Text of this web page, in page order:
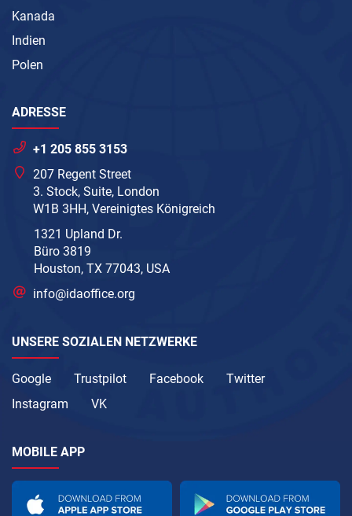
Kanada
Indien
Polen
ADRESSE
+1 205 855 3153
207 Regent Street
3. Stock, Suite, London
W1B 3HH, Vereinigtes Königreich
1321 Upland Dr.
Büro 3819
Houston, TX 77043, USA
info@idaoffice.org
UNSERE SOZIALEN NETZWERKE
Google Trustpilot Facebook
Twitter
Instagram
VK
MOBILE APP